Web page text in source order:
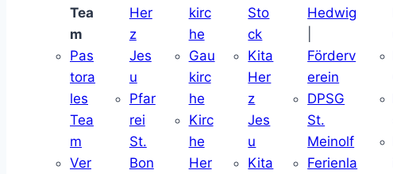
Tea
m
Pas
tora
les
Tea
m
Ver
Her
z
Jes
u
Pfar
rei
St.
Bon
kirc
he
Gau
kirc
he
Kirc
he
Her
Sto
ck
Kita
Her
z
Jes
u
Kita
Hedwig
Förderv
erein
DPSG
St.
Meinolf
Ferienla